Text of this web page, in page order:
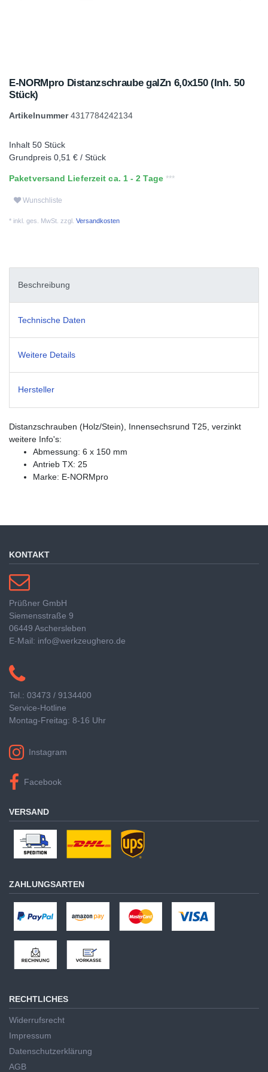
E-NORMpro Distanzschraube galZn 6,0x150 (Inh. 50
Stück)
Artikelnummer4317784242134
Inhalt 50 Stück
Grundpreis 0,51 € / Stück
Paketversand Lieferzeit ca. 1 - 2 Tage
Wunschliste
* inkl. ges. MwSt. zzgl. Versandkosten
Beschreibung
Technische Daten
Weitere Details
Hersteller
Distanzschrauben (Holz/Stein), Innensechsrund T25, verzinkt
weitere Info's:
Abmessung: 6 x 150 mm
Antrieb TX: 25
Marke: E-NORMpro
KONTAKT
Prüßner GmbH
Siemensstraße 9
06449 Aschersleben
E-Mail: info@werkzeughero.de
Tel.: 03473 / 9134400
Service-Hotline
Montag-Freitag: 8-16 Uhr
Instagram
Facebook
VERSAND
ZAHLUNGSARTEN
RECHTLICHES
Widerrufsrecht
Impressum
Datenschutzerklärung
AGB